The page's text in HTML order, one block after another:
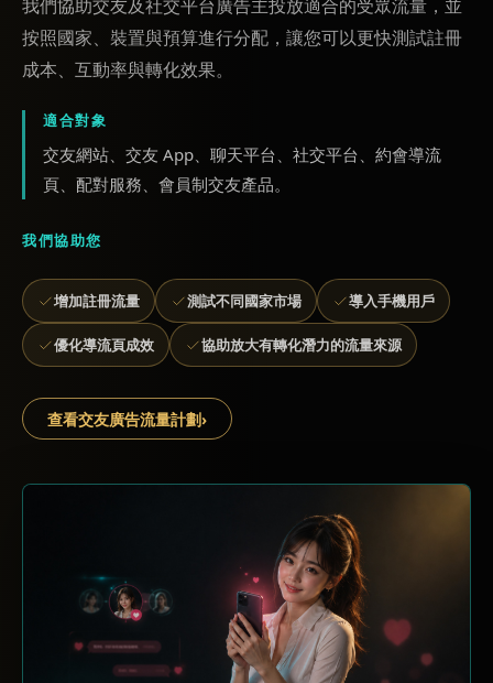
我們協助交友及社交平台廣告主投放適合的受眾流量，並
按照國家、裝置與預算進行分配，讓您可以更快測試註冊
成本、互動率與轉化效果。
適合對象
交友網站、交友 App、聊天平台、社交平台、約會導流
頁、配對服務、會員制交友產品。
我們協助您
增加註冊流量 測試不同國家市場 導入手機用戶
優化導流頁成效 協助放大有轉化潛力的流量來源
查看交友廣告流量計劃›